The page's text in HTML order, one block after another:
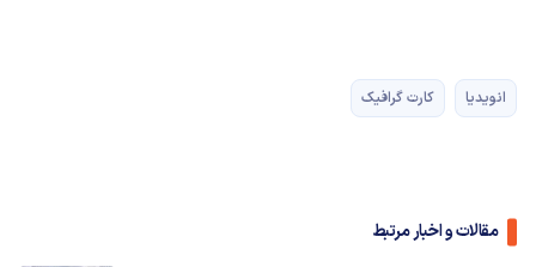
انویدیا کارت گرافیک
مقالات و اخبار مرتبط